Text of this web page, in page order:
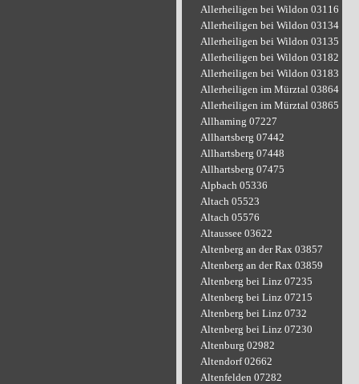
Allerheiligen bei Wildon 03116
Allerheiligen bei Wildon 03134
Allerheiligen bei Wildon 03135
Allerheiligen bei Wildon 03182
Allerheiligen bei Wildon 03183
Allerheiligen im Mürztal 03864
Allerheiligen im Mürztal 03865
Allhaming 07227
Allhartsberg 07442
Allhartsberg 07448
Allhartsberg 07475
Alpbach 05336
Altach 05523
Altach 05576
Altaussee 03622
Altenberg an der Rax 03857
Altenberg an der Rax 03859
Altenberg bei Linz 07235
Altenberg bei Linz 07215
Altenberg bei Linz 0732
Altenberg bei Linz 07230
Altenburg 02982
Altendorf 02662
Altenfelden 07282